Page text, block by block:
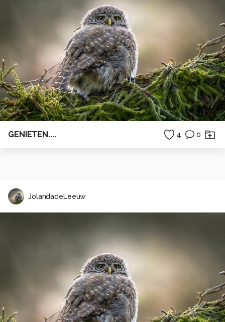
GENIETEN.... 4 0
JolandadeLeeuw